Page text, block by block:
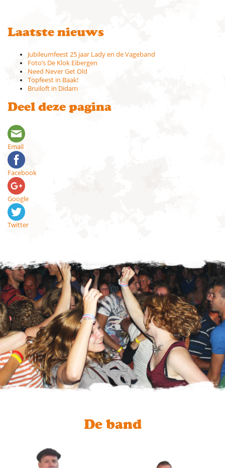
Laatste nieuws
Jubileumfeest 25 jaar Lady en de Vageband
Foto’s De Klok Eibergen
Need Never Get Old
Topfeest in Baak!
Bruiloft in Didam
Deel deze pagina
Email
Facebook
Google
Twitter
De band